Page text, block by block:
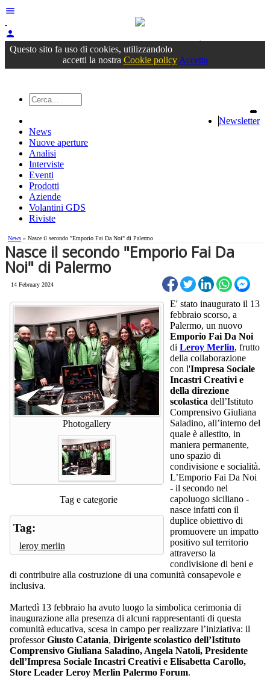
menu
person
Accedioppure registrati
Questo sito fa uso di cookies, utilizzandolo
accetti la nostra Cookie policy Accetta
Newsletter
News
Nuove aperture
Analisi
Interviste
Eventi
Prodotti
Aziende
Volantini GDS
Riviste
News » Nasce il secondo "Emporio Fai Da Noi" di Palermo
Nasce il secondo "Emporio Fai Da
Noi" di Palermo
14 February 2024
Photogallery
Tag e categorie
Tag:
leroy merlin
E' stato inaugurato il 13
febbraio scorso, a
Palermo, un nuovo
Emporio Fai Da Noi
di Leroy Merlin, frutto
della collaborazione
con l'Impresa Sociale
Incastri Creativi e
della direzione
scolastica dell’Istituto
Comprensivo Giuliana
Saladino, all’interno del
quale è allestito, in
maniera permanente,
uno spazio di
condivisione e socialità.
L’Emporio Fai Da Noi
- il secondo nel
capoluogo siciliano -
nasce infatti con il
duplice obiettivo di
promuovere un impatto
positivo sul territorio
attraverso la
condivisione di beni e
di contribuire alla costruzione di una comunità consapevole e
inclusiva.
Martedì 13 febbraio ha avuto luogo la simbolica cerimonia di
inaugurazione alla presenza di alcuni rappresentanti di questa
comunità educativa, scesa in campo per realizzare l’iniziativa: il
professorGiusto Catania, Dirigente scolastico dell’Istituto
Comprensivo Giuliana Saladino, Angela Natoli, Presidente
dell’Impresa Sociale Incastri Creativi e Elisabetta Carollo,
Store Leader Leroy Merlin Palermo Forum.